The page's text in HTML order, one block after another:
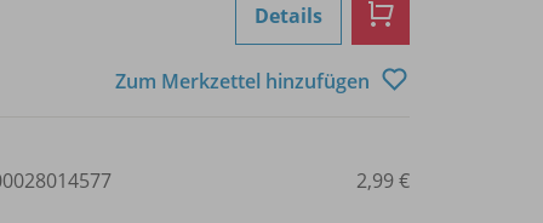
Details
Zum Merkzettel hinzufügen
2,99 €